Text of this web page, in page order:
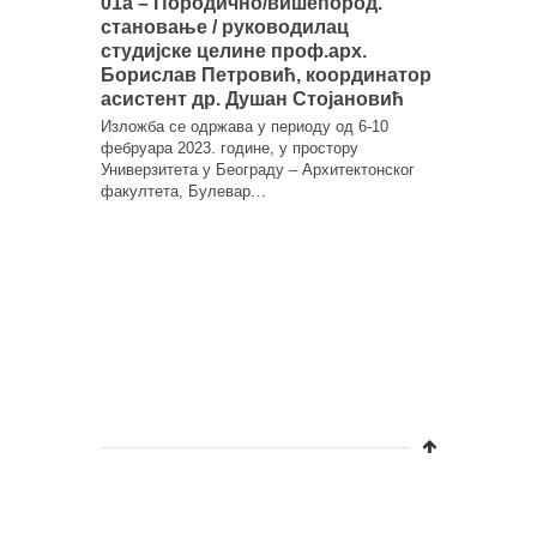
становање / руководилац
студијске целине проф.арх.
Борислав Петровић, координатор
асистент др. Душан Стојановић
Изложба се одржава у периоду од 6-10
фебруара 2023. године, у простору
Универзитета у Београду – Архитектонског
факултета, Булевар…